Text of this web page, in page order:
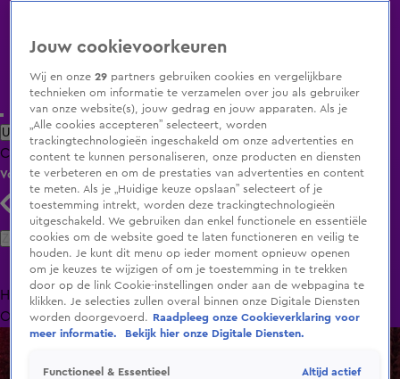
Uitzending Gemist Populaire programma's Zenders Genres
ClipsFilmsRadioSmart TV inlogShop
Volg KIJK
Zoeken
HomeUitzending Gemist Programma's De Bondgenoten
OranjezomerLivestreamsShop
Jouw cookievoorkeuren
Wij en onze29 partners gebruiken cookies en vergelijkbare
technieken om informatie te verzamelen over jou als gebruiker
van onze website(s), jouw gedrag en jouw apparaten. Als je
„Alle cookies accepteren” selecteert, worden
trackingtechnologieën ingeschakeld om onze advertenties en
content te kunnen personaliseren, onze producten en diensten
te verbeteren en om de prestaties van advertenties en content
te meten. Als je „Huidige keuze opslaan” selecteert of je
toestemming intrekt, worden deze trackingtechnologieën
uitgeschakeld. We gebruiken dan enkel functionele en essentiële
cookies om de website goed te laten functioneren en veilig te
houden. Je kunt dit menu op ieder moment opnieuw openen
om je keuzes te wijzigen of om je toestemming in te trekken
door op de link Cookie-instellingen onder aan de webpagina te
klikken. Je selecties zullen overal binnen onze Digitale Diensten
worden doorgevoerd.
Raadpleeg onze Cookieverklaring voor
meer informatie.
Bekijk hier onze Digitale Diensten.
Functioneel & Essentieel Altijd actief